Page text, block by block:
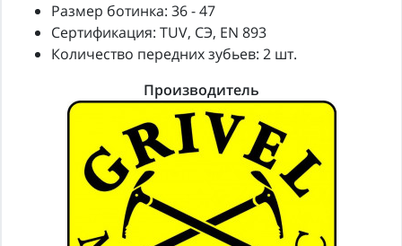
Размер ботинка: 36 - 47
Сертификация: TUV, CЭ, EN 893
Количество передних зубьев: 2 шт.
Производитель